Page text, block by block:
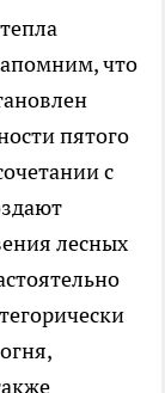
что
пятого
с
лесных